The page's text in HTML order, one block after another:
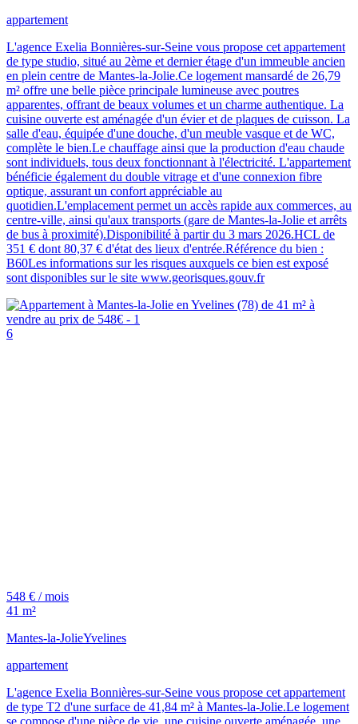
appartement
L'agence Exelia Bonnières-sur-Seine vous propose cet appartement
de type studio, situé au 2ème et dernier étage d'un immeuble ancien
en plein centre de Mantes-la-Jolie.Ce logement mansardé de 26,79
m² offre une belle pièce principale lumineuse avec poutres
apparentes, offrant de beaux volumes et un charme authentique. La
cuisine ouverte est aménagée d'un évier et de plaques de cuisson. La
salle d'eau, équipée d'une douche, d'un meuble vasque et de WC,
complète le bien.Le chauffage ainsi que la production d'eau chaude
sont individuels, tous deux fonctionnant à l'électricité. L'appartement
bénéficie également du double vitrage et d'une connexion fibre
optique, assurant un confort appréciable au
quotidien.L'emplacement permet un accès rapide aux commerces, au
centre-ville, ainsi qu'aux transports (gare de Mantes-la-Jolie et arrêts
de bus à proximité).Disponibilité à partir du 3 mars 2026.HCL de
351 € dont 80,37 € d'état des lieux d'entrée.Référence du bien :
B60Les informations sur les risques auxquels ce bien est exposé
sont disponibles sur le site www.georisques.gouv.fr
6
548 € / mois
41 m²
Mantes-la-JolieYvelines
appartement
L'agence Exelia Bonnières-sur-Seine vous propose cet appartement
de type T2 d'une surface de 41,84 m² à Mantes-la-Jolie.Le logement